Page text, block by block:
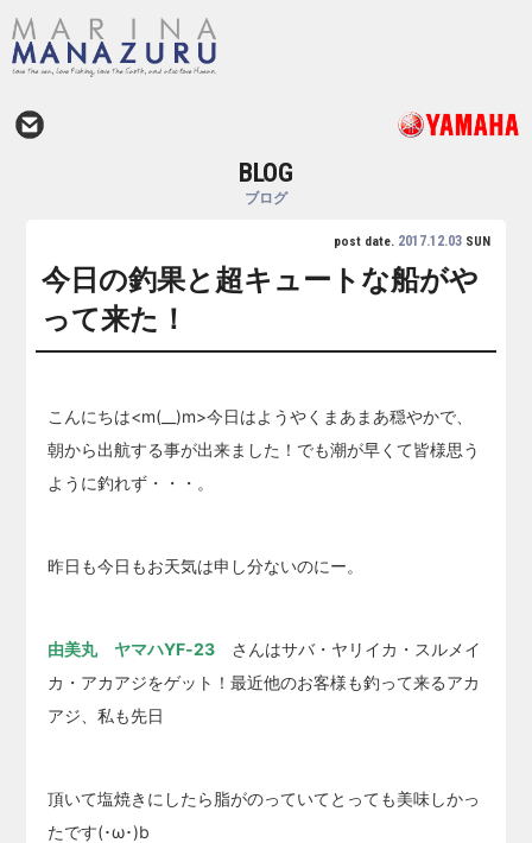
BLOG
ブログ
post date. 2017.12.03SUN
今日の釣果と超キュートな船がや
って来た！
こんにちは<m(__)m>今日はようやくまあまあ穏やかで、
朝から出航する事が出来ました！でも潮が早くて皆様思う
ように釣れず・・・。
昨日も今日もお天気は申し分ないのにー。
由美丸 ヤマハYF-23 さんはサバ・ヤリイカ・スルメイ
カ・アカアジをゲット！最近他のお客様も釣って来るアカ
アジ、私も先日
頂いて塩焼きにしたら脂がのっていてとっても美味しかっ
たです(･ω･)b